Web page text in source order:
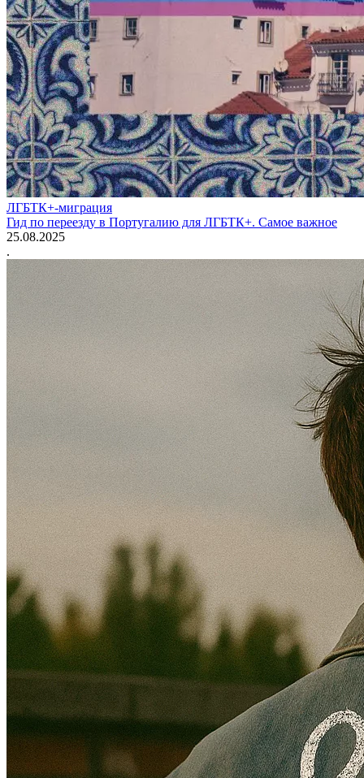
ЛГБТК+-миграция
Гид по переезду в Португалию для ЛГБТК+. Самое важное
25.08.2025
.